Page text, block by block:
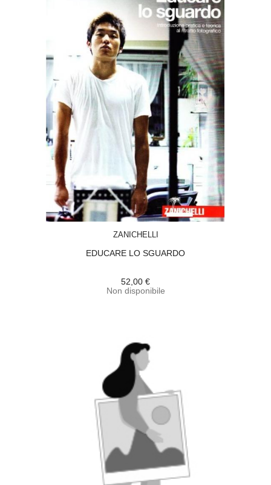
ZANICHELLI
EDUCARE LO SGUARDO
52,00 €
Non disponibile